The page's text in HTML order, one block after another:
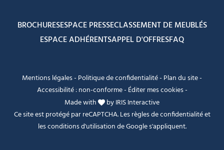
BROCHURESESPACE PRESSECLASSEMENT DE MEUBLÉS
ESPACE ADHÉRENTSAPPEL D'OFFRESFAQ
Mentions légales- Politique de confidentialité- Plan du site-
Accessibilité : non-conforme- Éditer mes cookies-
Made with
byIRIS Interactive
Ce site est protégé par reCAPTCHA. Lesrègles de confidentialitéet
lesconditions d'utilisationde Google s'appliquent.